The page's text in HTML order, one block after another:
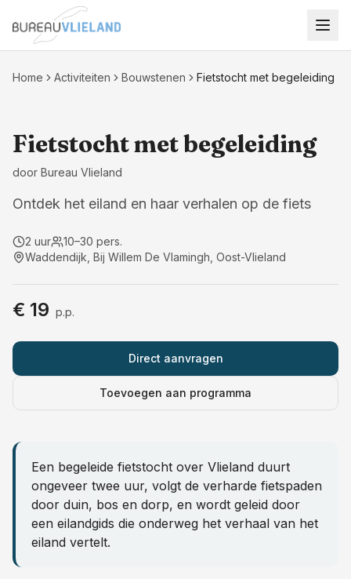
Ga naar hoofdinhoud
Home Activiteiten Bouwstenen Fietstocht met begeleiding
Fietstocht met begeleiding
door Bureau Vlieland
Ontdek het eiland en haar verhalen op de fiets
2 uur 10–30 pers.
Waddendijk, Bij Willem De Vlamingh, Oost-Vlieland
€ 19 p.p.
Direct aanvragen
Toevoegen aan programma
Een begeleide fietstocht over Vlieland duurt
ongeveer twee uur, volgt de verharde fietspaden
door duin, bos en dorp, en wordt geleid door
een eilandgids die onderweg het verhaal van het
eiland vertelt.